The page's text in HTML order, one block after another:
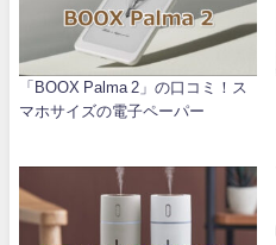
「BOOX Palma 2」の口コミ！ス
マホサイズの電子ペーパー